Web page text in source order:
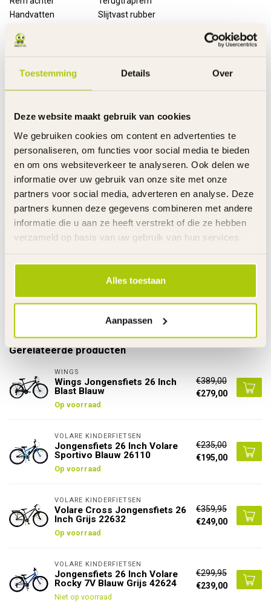
Toestemming Details Over
Deze website maakt gebruik van cookies
We gebruiken cookies om content en advertenties te
personaliseren, om functies voor social media te bieden
en om ons websiteverkeer te analyseren. Ook delen we
informatie over uw gebruik van onze site met onze
partners voor social media, adverteren en analyse. Deze
partners kunnen deze gegevens combineren met andere
informatie die u aan ze heeft verstrekt of die ze hebben
verzameld op basis van uw gebruik van hun services.
Alles toestaan
Aanpassen
Handvatten
Slijtvast rubber
Velgen
Kettingkast
Pistooltype met opdruk
Verlichting
LED - voor en achter
Bagagedrager
Metaal - achter met snelbinder
Slot
Metalen ringslot met 2 sleutels
Stuurhoogte
Verstelbaar
Zadelhoogte
Verstelbaar
Gewicht product
18 kg
Voor gemonteerd
85%
Inclusief
Handleiding
Garantie
2 Jaar m.u.v. slijtageonderdelen
Links
De gehele rubriek Jongensfiets 26 Inch
Specificaties
Gerelateerde producten
WINGS
Wings Jongensfiets 26 Inch
Blast Blauw
Op voorraad
€389,00
€279,00
VOLARE KINDERFIETSEN
Jongensfiets 26 Inch Volare
Sportivo Blauw 26110
Op voorraad
€235,00
€195,00
VOLARE KINDERFIETSEN
Volare Cross Jongensfiets 26
Inch Grijs 22632
Op voorraad
€359,95
€249,00
VOLARE KINDERFIETSEN
Jongensfiets 26 Inch Volare
Rocky 7V Blauw Grijs 42624
Niet op voorraad
€299,95
€239,00